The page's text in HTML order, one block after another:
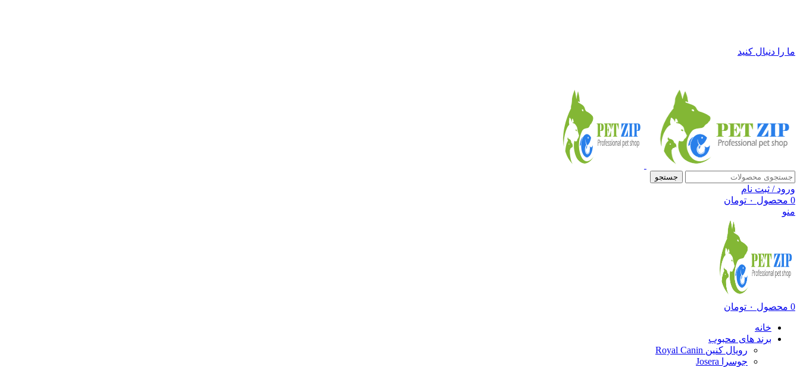
ما را دنبال کنید
جستجو
ورود / ثبت نام
0 محصول ۰ تومان
منو
0 محصول ۰ تومان
خانه
برند های محبوب
رویال کنین Royal Canin
جوسرا Josera